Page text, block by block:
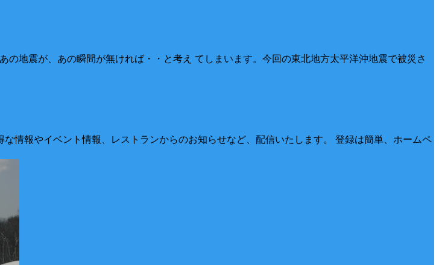
地震が、あの瞬間が無ければ・・と考え てしまいます。今回の東北地方太平洋沖地震で被災さ
情報やイベント情報、レストランからのお知らせなど、配信いたします。 登録は簡単、ホームペ